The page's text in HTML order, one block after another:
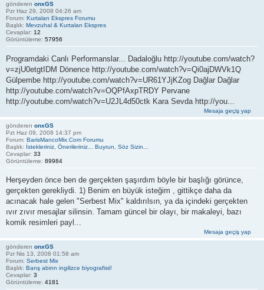
gönderen onxGS
Pzr Haz 29, 2008 04:26 am
Forum: Kurtalan Ekspres Forumu
Başlık: Mevzuhal & Kurtalan Ekspres
Cevaplar: 12
Görüntüleme: 57956
Programdaki Canlı Performanslar... Dadaloğlu http://youtube.com/watch?
v=zjU0etgtIDM Dönence http://youtube.com/watch?v=Qi0ajDWVk1Q
Gülpembe http://youtube.com/watch?v=UR61YJjKZog Dağlar Dağlar
http://youtube.com/watch?v=OQPfAxpTRDY Pervane
http://youtube.com/watch?v=U2JL4d50ctk Kara Sevda http://you...
Mesaja geçiş yap
gönderen onxGS
Pzt Haz 09, 2008 14:37 pm
Forum: BarisMancoMix.Com Forumu
Başlık: İstekleriniz, Önerileriniz... Buyrun, Söz Sizin...
Cevaplar: 33
Görüntüleme: 89984
Herşeyden önce ben de gerçekten şaşırdım böyle bir başlığı görünce,
gerçekten gerekliydi. 1) Benim en büyük isteğim , gittikçe daha da
acınacak hale gelen "Serbest Mix" kaldırılsın, ya da içindeki gerçekten
ıvır zıvır mesajlar silinsin. Tamam güncel bir olayı, bir makaleyi, bazı
komik resimleri payl...
Mesaja geçiş yap
gönderen onxGS
Pzr Nis 13, 2008 01:58 am
Forum: Serbest Mix
Başlık: Barış abinn ingilizce biyografisii!
Cevaplar: 3
Görüntüleme: 4181